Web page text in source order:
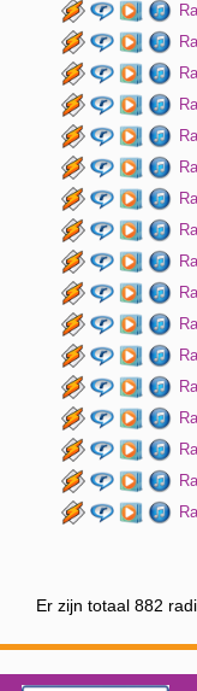
Er zijn totaal 882